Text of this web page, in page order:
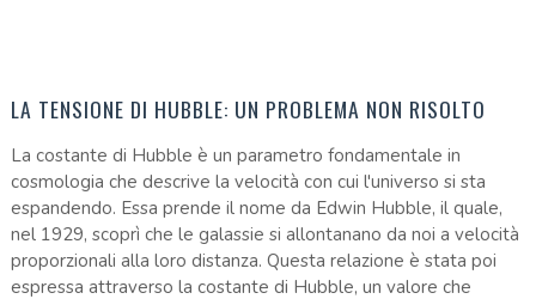
LA TENSIONE DI HUBBLE: UN PROBLEMA NON RISOLTO
La costante di Hubble è un parametro fondamentale in
cosmologia che descrive la velocità con cui l'universo si sta
espandendo. Essa prende il nome da Edwin Hubble, il quale,
nel 1929, scoprì che le galassie si allontanano da noi a velocità
proporzionali alla loro distanza. Questa relazione è stata poi
espressa attraverso la costante di Hubble, un valore che